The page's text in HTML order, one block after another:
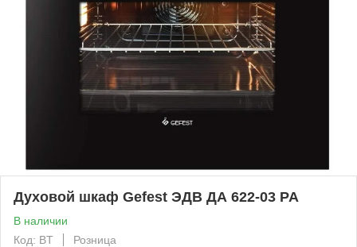
Духовой шкаф Gefest ЭДВ ДА 622-03 PA
В наличии
Код: BT
Розница